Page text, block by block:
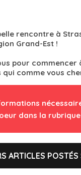
rencontre à
Grand-Est !
pour
qui comme vous
dans la rubrique
ARTICLES POSTÉS